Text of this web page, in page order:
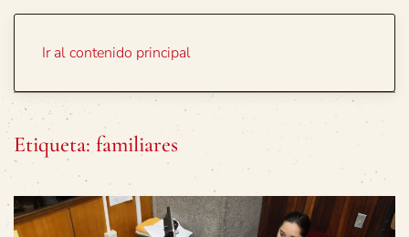
Ir al contenido principal
Etiqueta: familiares